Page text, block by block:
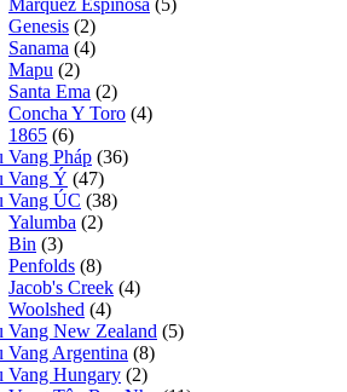
Marquez Espinosa (5)
Genesis (2)
Sanama (4)
Mapu (2)
Santa Ema (2)
Concha Y Toro (4)
1865 (6)
Vang Pháp (36)
Vang Ý (47)
Vang ÚC (38)
Yalumba (2)
Bin (3)
Penfolds (8)
Jacob's Creek (4)
Woolshed (4)
Vang New Zealand (5)
Vang Argentina (8)
Vang Hungary (2)